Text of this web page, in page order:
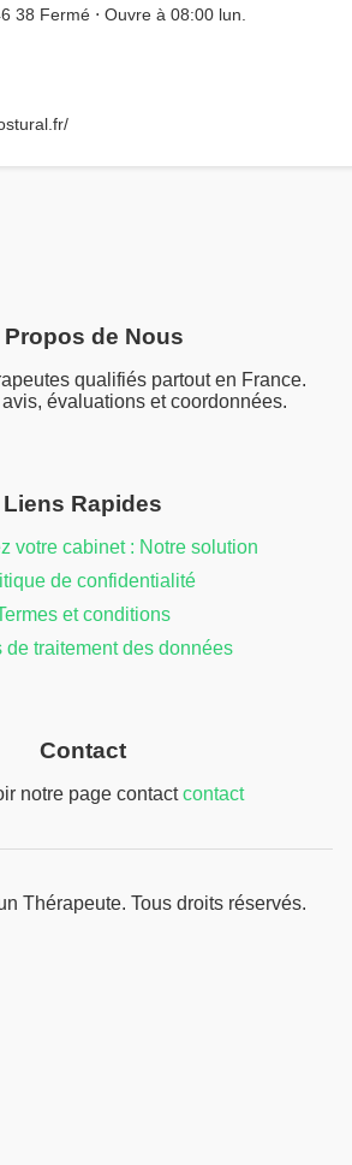
38 Fermé ⋅ Ouvre à 08:00 lun.
Propos de Nous
qualifiés partout en France.
évaluations et coordonnées.
Liens Rapides
votre cabinet : Notre solution
de confidentialité
et conditions
de traitement des données
Contact
notre page contactcontact
Thérapeute. Tous droits réservés.